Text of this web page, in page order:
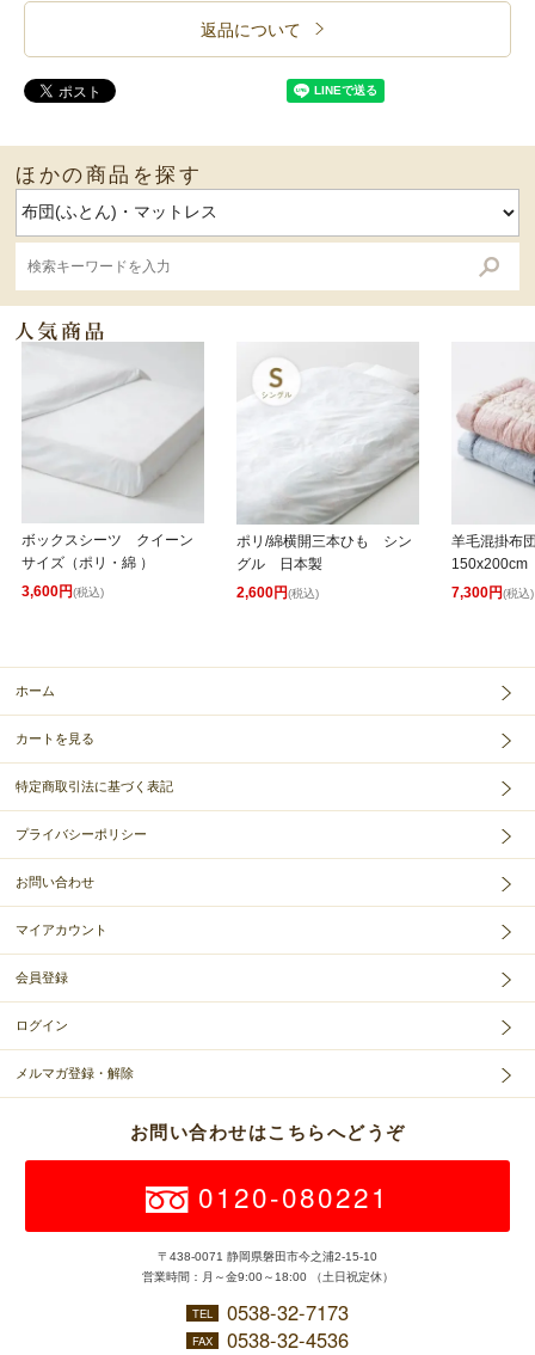
返品について
ほかの商品を探す
ボックスシーツ クイーン
サイズ（ポリ・綿 ）
3,600円(税込)
ポリ/綿横開三本ひも シン
グル 日本製
2,600円(税込)
羊毛混掛布
150x200cm
7,300円(税込)
ホーム
カートを見る
特定商取引法に基づく表記
プライバシーポリシー
お問い合わせ
マイアカウント
会員登録
ログイン
メルマガ登録・解除
お問い合わせはこちらへどうぞ
0120-080221
〒438-0071 静岡県磐田市今之浦2-15-10
営業時間：月～金9:00～18:00 （土日祝定休）
TEL 0538-32-7173
FAX 0538-32-4536